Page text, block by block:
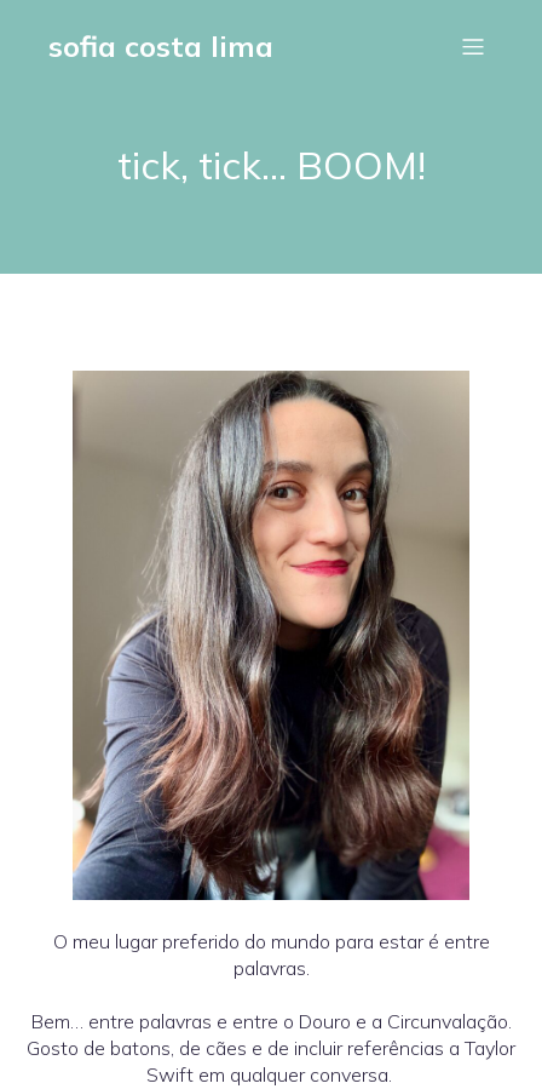
sofia costa lima
tick, tick… BOOM!
O meu lugar preferido do mundo para estar é entre
palavras.
Bem… entre palavras e entre o Douro e a Circunvalação.
Gosto de batons, de cães e de incluir referências a Taylor
Swift em qualquer conversa.